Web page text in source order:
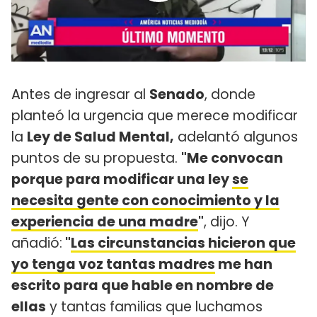
Antes de ingresar al Senado, donde
planteó la urgencia que merece modificar
la Ley de Salud Mental, adelantó algunos
puntos de su propuesta. "Me convocan
porque para modificar una leyse
necesita gente con conocimiento y la
experiencia de una madre", dijo. Y
añadió: "Las circunstancias hicieron que
yo tenga voz tantas madres me han
escrito para que hable en nombre de
ellas y tantas familias que luchamos